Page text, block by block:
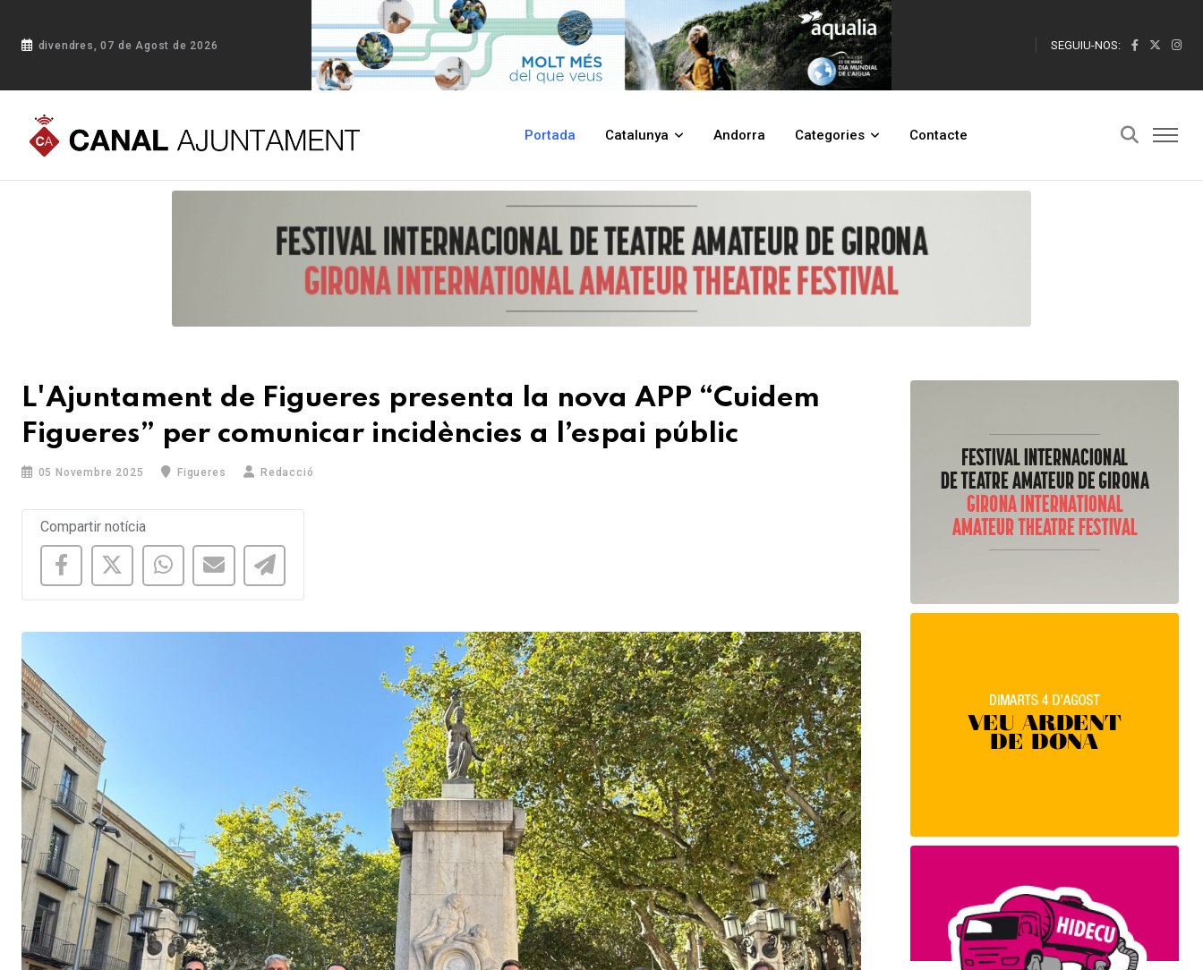
divendres, 07 de Agost de 2026 SEGUIU-NOS:
Portada Catalunya Andorra Categories Contacte
Portada Blog L'Ajuntament de Figueres presenta la nova APP “Cuidem Figueres” per comunicar incidències a l’espai públic
L'Ajuntament de Figueres presenta la nova APP “Cuidem
Figueres” per comunicar incidències a l’espai públic
05 Novembre 2025 Figueres Redacció
Compartir notícia